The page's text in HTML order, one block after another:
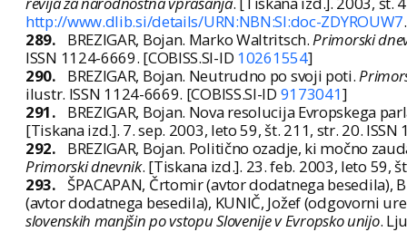
http://www.dlib.si/details/URN:NBN:SI:doc-ZDYROUW7
289.
BREZIGAR, Bojan. Marko Waltritsch.Primorski
ISSN 1124-6669. [COBISS.SI-ID 10261554]
290.
BREZIGAR, Bojan. Neutrudno po svoji poti.
ilustr. ISSN 1124-6669. [COBISS.SI-ID 9173041]
291.
BREZIGAR, Bojan. Nova resolucija Evropskega
[Tiskana izd.]. 7. sep. 2003, leto 59, št. 211, str. 20. ISSN
292.
BREZIGAR, Bojan. Politično ozadje, ki močno
Primorski dnevnik. [Tiskana izd.]. 23. feb. 2003, leto 59,
293. ŠPACAPAN, Črtomir (avtor dodatnega besedila),
(avtor dodatnega besedila), KUNIČ, Jožef (odgovorni
slovenskih manjšin po vstopu Slovenije v Evropsko unijo.